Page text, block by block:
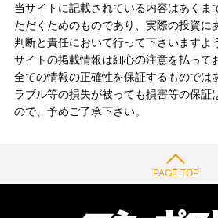
当サイトに記載されている内容はあくま
ただくためのものであり、実際の投資に
判断と責任において行って下さいますよ
サイトの掲載情報は細心の注意を払って
全ての情報の正確性を保証するものでは
ラブル等の損失が被っても損害等の保証
ので、予めご了承下さい。
PAGE TOP